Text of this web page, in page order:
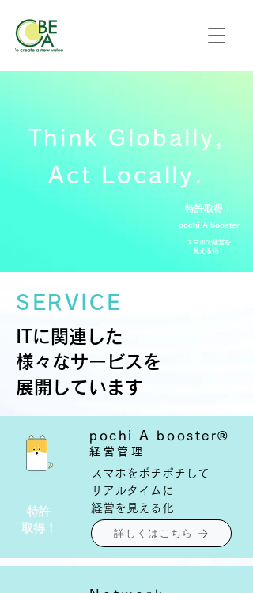
​特許取得！
pochi A booster
スマホで経営を
​見える化！
Think Globally,
Act Locally.
SERVICE
​ITに関連した
様々なサービスを
展開しています
​特許
取得！
pochi A booster®
経営管理
スマホをポチポチして
リアルタイムに
経営を見える化
詳しくはこちら